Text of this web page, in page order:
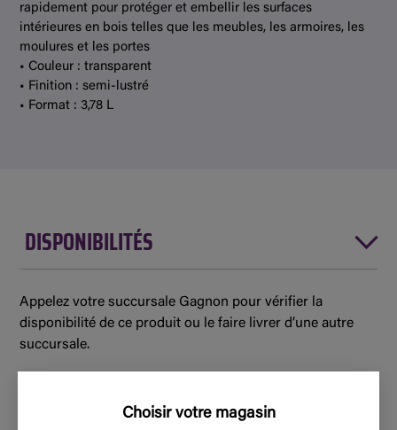
Choisir votre magasin
rapidement pour protéger et embellir les surfaces
intérieures en bois telles que les meubles, les armoires, les
moulures et les portes
• Couleur : transparent
• Finition : semi-lustré
• Format : 3,78 L
DISPONIBILITÉS
Appelez votre succursale Gagnon pour vérifier la
disponibilité de ce produit ou le faire livrer d’une autre
succursale.
Indisponible